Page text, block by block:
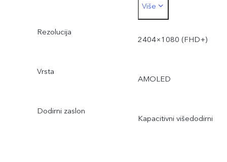
neznatno je manja.
Više
Rezolucija
2404×1080 (FHD+)
Vrsta
AMOLED
Dodirni zaslon
Kapacitivni višedodirni